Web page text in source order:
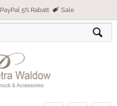
PayPal 5% Rabatt Sale